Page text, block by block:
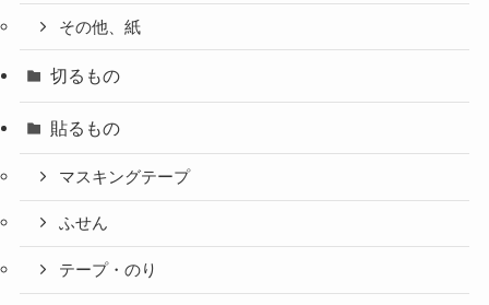
その他、紙
切るもの
貼るもの
マスキングテープ
ふせん
テープ・のり